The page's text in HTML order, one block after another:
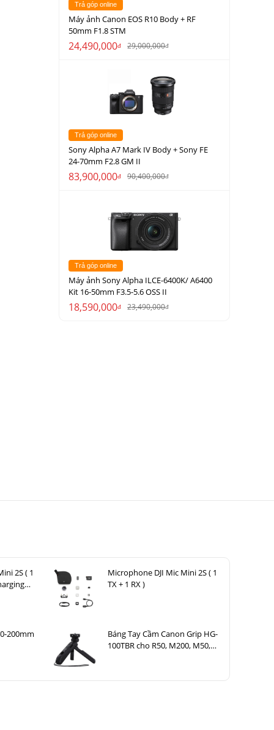
Trả góp online
Máy ảnh Canon EOS R10 Body + RF
50mm F1.8 STM
24,490,000đ 29,000,000đ
Trả góp online
Sony Alpha A7 Mark IV Body + Sony FE
24-70mm F2.8 GM II
83,900,000đ 90,400,000đ
Trả góp online
Máy ảnh Sony Alpha ILCE-6400K/ A6400
Kit 16-50mm F3.5-5.6 OSS II
18,590,000đ 23,490,000đ
2S ( 1
Microphone DJI Mic Mini 2S ( 1
TX + 1 RX )
200mm
Báng Tay Cầm Canon Grip HG-
100TBR cho R50, M200, M50,